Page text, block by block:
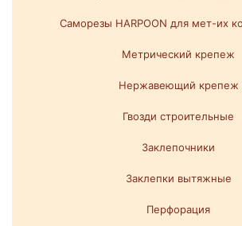
Саморезы HARPOON для мет-их
Метрический крепеж
Нержавеющий крепеж
Гвозди строительные
Заклепочники
Заклепки вытяжные
Перфорация